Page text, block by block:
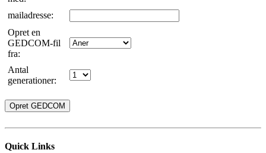
mailadresse:
Opret en
GEDCOM-fil
fra:
Antal
generationer:
Quick Links